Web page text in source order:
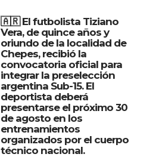
🇦🇷 El futbolista Tiziano
Vera, de quince años y
oriundo de la localidad de
Chepes, recibió la
convocatoria oficial para
integrar la preselección
argentina Sub-15. El
deportista deberá
presentarse el próximo 30
de agosto en los
entrenamientos
organizados por el cuerpo
técnico nacional.